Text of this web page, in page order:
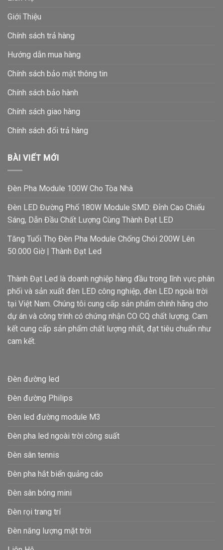
Giới Thiệu
Chính sách trả hàng
Hướng dẫn mua hàng
Chính sách bảo mật thông tin
Chính sách bảo hành
Chính sách giao hàng
Chính sách đổi trả hàng
BÀI VIẾT MỚI
Đèn Pha Module 100W Cho Tòa Nhà
Đèn LED Đường Phố 180W Module SMD: Đỉnh Cao Chiếu
Sáng, Dẫn Đầu Chất Lượng Cùng Thành Đạt LED
Tăng Tuổi Thọ Đèn Pha Module Chống Chói 200W Lên
50.000 Giờ | Thành Đạt Led
Thành Đạt Led là doanh nghiệp hàng đầu trong lĩnh vực phân
phối và sản xuất đèn LED công nghiệp, đèn LED ngoài trời
tại Việt Nam. Chúng tôi cung cấp sản phẩm chính hãng cho
dự án và công trình có chứng nhận CO CQ chất lượng. Cam
kết cung cấp sản phẩm chất lượng nhất, đạt tiêu chuẩn như
cam kết.
Đèn đường led
Đèn đường Philips
Đèn led đường module M3
Đèn pha led ngoài trời công suất
Đèn sân tennis
Đèn pha hắt biển quảng cáo
Đèn sân bóng mini
Đèn rọi trang trí
Đèn năng lượng mặt trời